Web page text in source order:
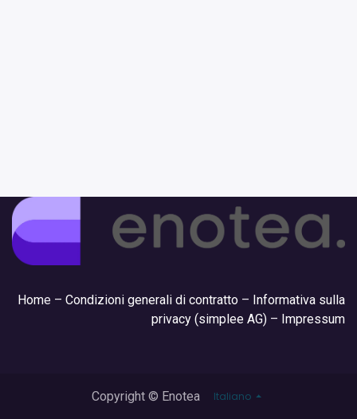
Home – Condizioni generali di contratto – Informativa sulla
privacy (simplee AG) – Impressum
Copyright © Enotea Italiano